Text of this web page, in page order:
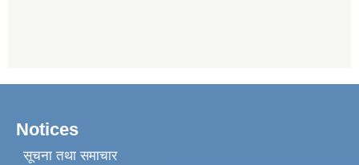
Notices
सूचना तथा समाचार